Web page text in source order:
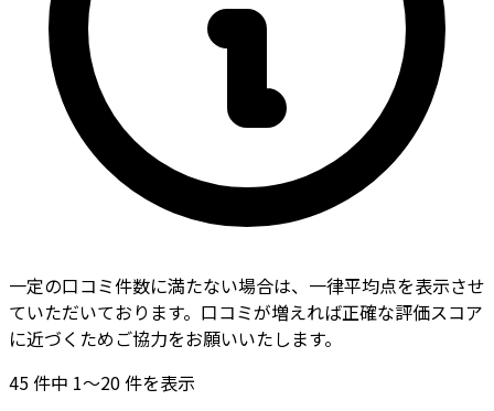
一定の口コミ件数に満たない場合は、一律平均点を表示させ
ていただいております。口コミが増えれば正確な評価スコア
に近づくためご協力をお願いいたします。
45件中 1〜20件を表示